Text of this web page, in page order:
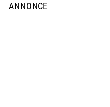
ANNONCE